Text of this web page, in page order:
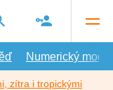
Numerický model
zítra i tropickými